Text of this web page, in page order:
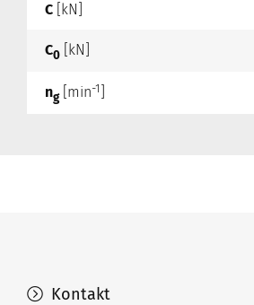
C [kN]
C0 [kN]
ng[min-1
Kontakt